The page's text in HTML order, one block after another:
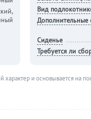
Вид
Дополнительные
Сиденье
Требуется ли
характер и основывается на